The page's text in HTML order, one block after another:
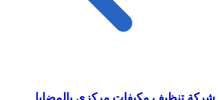
شركة تنظيف مكيفات مركزي بالمضايا